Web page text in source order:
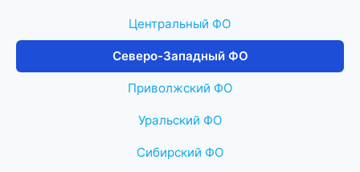
Центральный ФО
Северо-Западный ФО
Приволжский ФО
Уральский ФО
Сибирский ФО